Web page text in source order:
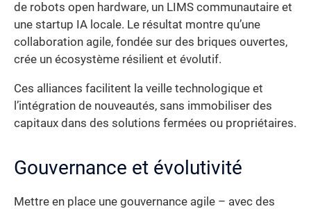
de robots open hardware, un LIMS communautaire et
une startup IA locale. Le résultat montre qu’une
collaboration agile, fondée sur des briques ouvertes,
crée un écosystème résilient et évolutif.
Ces alliances facilitent la veille technologique et
l’intégration de nouveautés, sans immobiliser des
capitaux dans des solutions fermées ou propriétaires.
Gouvernance et évolutivité
Mettre en place une gouvernance agile – avec des